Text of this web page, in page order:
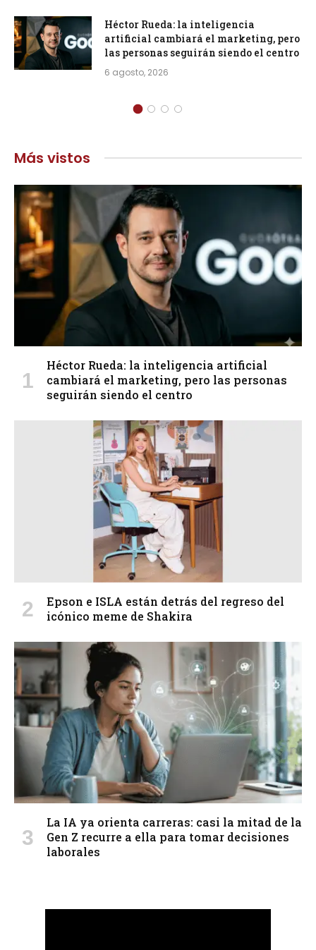
Héctor Rueda: la inteligencia
artificial cambiará el marketing, pero
las personas seguirán siendo el centro
6 agosto, 2026
Más vistos
Héctor Rueda: la inteligencia artificial
cambiará el marketing, pero las personas
seguirán siendo el centro
Epson e ISLA están detrás del regreso del
icónico meme de Shakira
La IA ya orienta carreras: casi la mitad de la
Gen Z recurre a ella para tomar decisiones
laborales